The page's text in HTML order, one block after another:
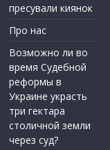
пресували киянок
Про нас
Возможно ли во
время Судебной
реформы в
Украине украсть
три гектара
столичной земли
через суд?